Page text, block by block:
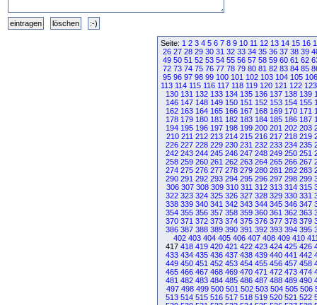
Seite: 1 2 3 4 5 6 7 8 9 10 11 12 13 14 15 16
26 27 28 29 30 31 32 33 34 35 36 37 38 39
49 50 51 52 53 54 55 56 57 58 59 60 61 62
72 73 74 75 76 77 78 79 80 81 82 83 84 85
95 96 97 98 99 100 101 102 103 104 105 106
113 114 115 116 117 118 119 120 121 122 123
130 131 132 133 134 135 136 137 138 139
146 147 148 149 150 151 152 153 154 155
162 163 164 165 166 167 168 169 170 171
178 179 180 181 182 183 184 185 186 187
194 195 196 197 198 199 200 201 202 203
210 211 212 213 214 215 216 217 218 219
226 227 228 229 230 231 232 233 234 235
242 243 244 245 246 247 248 249 250 251
258 259 260 261 262 263 264 265 266 267
274 275 276 277 278 279 280 281 282 283
290 291 292 293 294 295 296 297 298 299
306 307 308 309 310 311 312 313 314 315
322 323 324 325 326 327 328 329 330 331
338 339 340 341 342 343 344 345 346 347
354 355 356 357 358 359 360 361 362 363
370 371 372 373 374 375 376 377 378 379
386 387 388 389 390 391 392 393 394 395
402 403 404 405 406 407 408 409 410
417 418 419 420 421 422 423 424 425 426
433 434 435 436 437 438 439 440 441 442
449 450 451 452 453 454 455 456 457 458
465 466 467 468 469 470 471 472 473 474
481 482 483 484 485 486 487 488 489 490
497 498 499 500 501 502 503 504 505 506
513 514 515 516 517 518 519 520 521 522